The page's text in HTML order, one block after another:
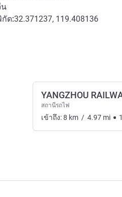
ด:32.371237, 119.408136
YANGZHOU
สถานีรถไฟ
เข้าถึง:8 km / 4.97 mi